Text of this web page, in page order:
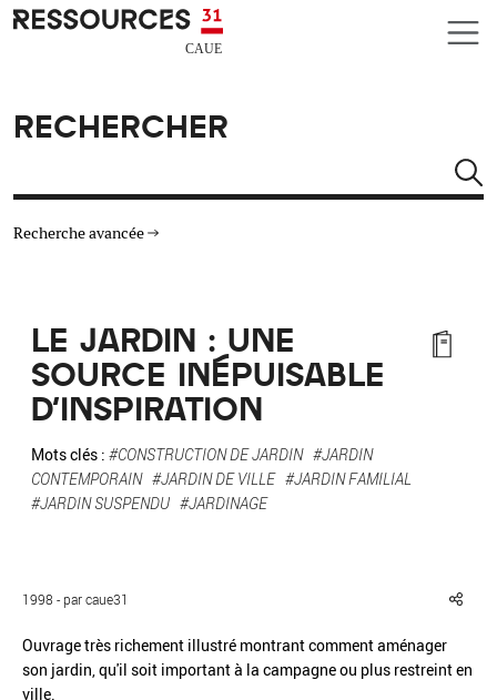
Aller au contenu principal
CAUE RESSOURCES 31
RECHERCHER
Recherche avancée
TYPE DE RESSOURCES
MATÉRIAUX
AUTRES CRITÈRES
Réinitialiser Fermer la recherche avancée
LE JARDIN : UNE
SOURCE INÉPUISABLE
D'INSPIRATION
Mots clés : #CONSTRUCTION DE JARDIN #JARDIN
CONTEMPORAIN #JARDIN DE VILLE #JARDIN FAMILIAL
#JARDIN SUSPENDU #JARDINAGE
1998 - par caue31
Ouvrage très richement illustré montrant comment aménager
son jardin, qu'il soit important à la campagne ou plus restreint en
ville.